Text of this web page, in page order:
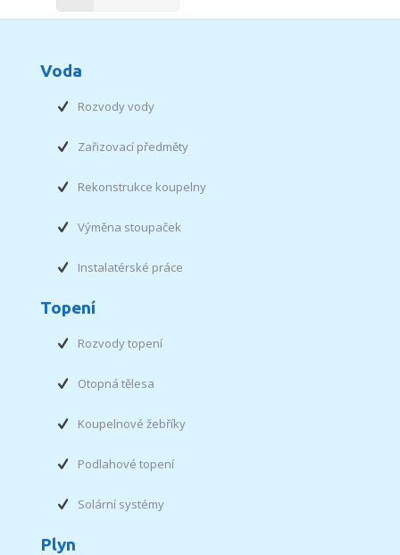
Voda
Rozvody vody
Zařizovací předměty
Rekonstrukce koupelny
Výměna stoupaček
Instalatérské práce
Topení
Rozvody topení
Otopná tělesa
Koupelnové žebříky
Podlahové topení
Solární systémy
Plyn